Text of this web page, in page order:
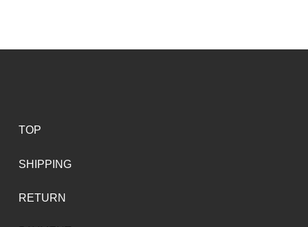
TOP
SHIPPING
RETURN